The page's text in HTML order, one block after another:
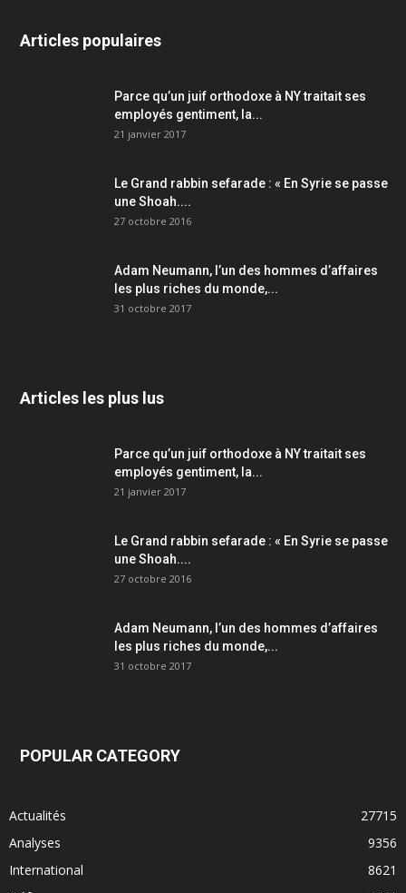
Articles populaires
Parce qu’un juif orthodoxe à NY traitait ses
employés gentiment, la...
21 janvier 2017
Le Grand rabbin sefarade : « En Syrie se passe
une Shoah....
27 octobre 2016
Adam Neumann, l’un des hommes d’affaires
les plus riches du monde,...
31 octobre 2017
Articles les plus lus
Parce qu’un juif orthodoxe à NY traitait ses
employés gentiment, la...
21 janvier 2017
Le Grand rabbin sefarade : « En Syrie se passe
une Shoah....
27 octobre 2016
Adam Neumann, l’un des hommes d’affaires
les plus riches du monde,...
31 octobre 2017
POPULAR CATEGORY
Actualités
27715
Analyses
9356
International
8621